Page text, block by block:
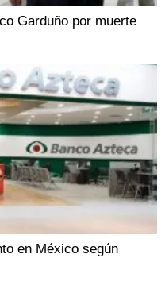
Garduño por muerte
en México según